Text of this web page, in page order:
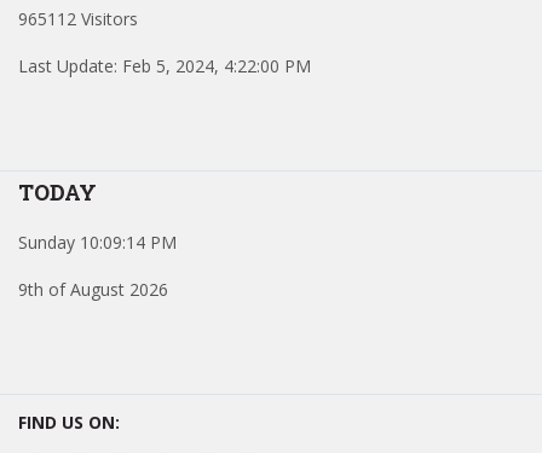
965112 Visitors
Last Update: Feb 5, 2024, 4:22:00 PM
TODAY
Sunday 10:09:14 PM
9th of August 2026
FIND US ON: